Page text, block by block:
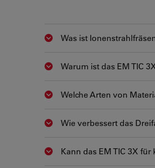
Show answer
Was ist
Show answer
Warum ist das EM TIC
Show answer
Welche Arten von
Show answer
Wie verbessert das
Show answer
Kann das EM TIC 3X